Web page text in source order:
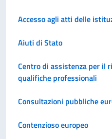
Accesso agli atti delle
Aiuti di Stato
Centro di assistenza per il
qualifiche professionali
Consultazioni pubbliche
Contenzioso europeo